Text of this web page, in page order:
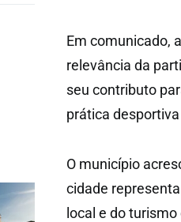
Em comunicado,
relevância da
seu contributo
prática
O município
cidade
local e do